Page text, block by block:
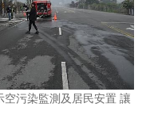
污染監測及居民安置 讓